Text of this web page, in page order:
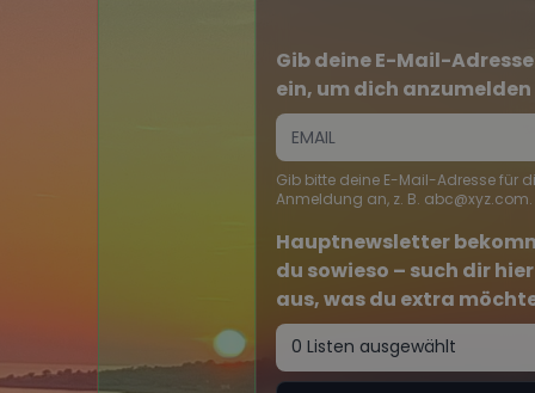
Gib deine E-Mail-Adresse
ein, um dich anzumelden
Gib bitte deine E-Mail-Adresse für
Anmeldung an, z. B. abc@xyz.com.
Hauptnewsletter
du sowieso – such dir hier
aus, was du extra
0 Listen ausgewählt